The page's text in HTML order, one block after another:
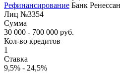
Рефинансирование Банк
Лиц №3354
Сумма
30 000 - 700 000 руб.
Кол-во кредитов
1
Ставка
9,5% - 24,5%